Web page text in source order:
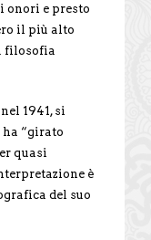
onori e presto
il più alto
filosofia
1941, si
ha “girato
quasi
è
del suo